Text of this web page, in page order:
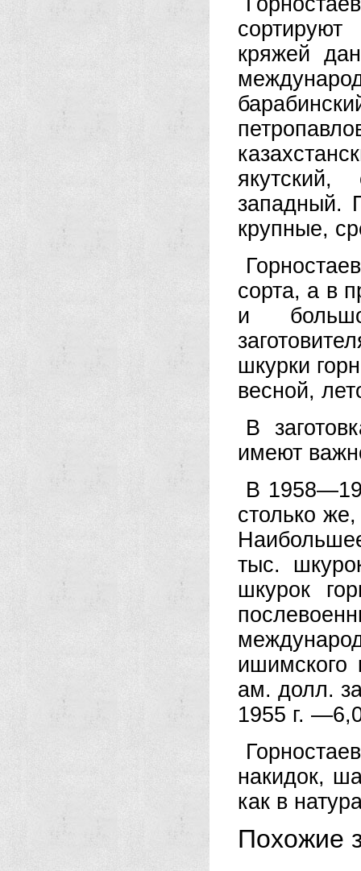
кряжей
якутский,
западный.
крупные,
сорта, а в
и
шкурки
весной,
В
имеют
В
столько
тыс.
шкурок
ишимского
ам. долл.
1955 г.
накидок,
как в
Похожие